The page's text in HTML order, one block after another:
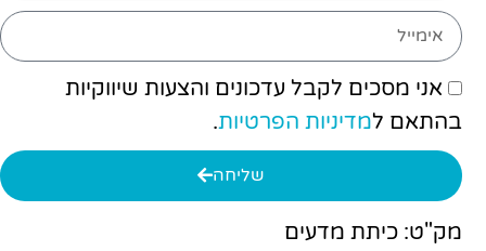
אני מסכים לקבל עדכונים והצעות שיווקיות
בהתאם למדיניות הפרטיות.
שליחה
מק"ט: כיתת מדעים